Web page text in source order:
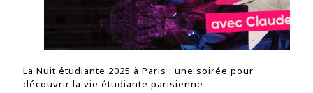
La Nuit étudiante 2025 à Paris : une soirée pour
découvrir la vie étudiante parisienne